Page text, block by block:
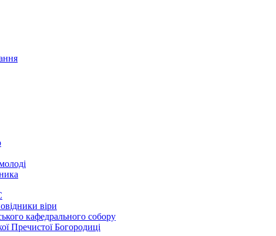
віри
кафедрального собору
Пречистої Богородиці